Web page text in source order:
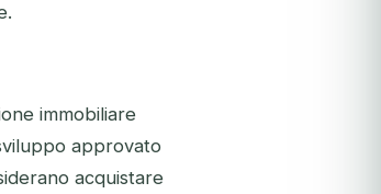
immobiliare
approvato
acquistare